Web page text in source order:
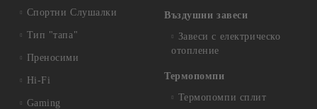
Спортни Слушалки
Тип "тапа"
Преносими
Hi-Fi
Gaming
Въздушни завеси
Завеси с електрическо
отопление
Термопомпи
Термопомпи сплит